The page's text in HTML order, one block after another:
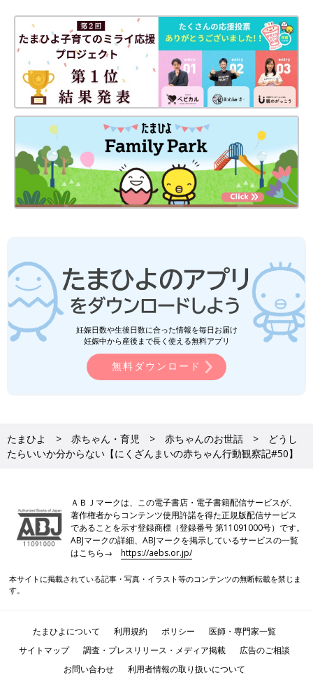
妊娠日数や生後日数に合った情報を毎日お届け
妊娠中から産後まで長く使える無料アプリ
無料ダウンロード
たまひよ 赤ちゃん・育児 赤ちゃんのお世話
どうし
たらいいか分からない【にくざんまいの赤ちゃん行動観察記#50】
ＡＢＪマークは、この電子書店・電子書籍配信サービスが、
著作権者からコンテンツ使用許諾を得た正規版配信サービス
であることを示す登録商標（登録番号 第11091000号）です。
ABJマークの詳細、ABJマークを掲示しているサービスの一覧
はこちら→https://aebs.or.jp/
本サイトに掲載されている記事・写真・イラスト等のコンテンツの無断転載を禁じま
す。
たまひよについて 利用規約 ポリシー
医師・専門家一覧
サイトマップ
調査・プレスリリース・メディア掲載
広告のご相談
お問い合わせ
利用者情報の取り扱いについて